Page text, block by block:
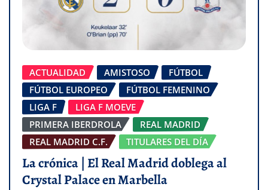
ACTUALIDAD AMISTOSO
FÚTBOL
FÚTBOL EUROPEO
FÚTBOL FEMENINO
LIGA F
LIGA F MOEVE
PRIMERA IBERDROLA
REAL MADRID
REAL MADRID C.F.
TITULARES DEL DÍA
La crónica | El Real Madrid doblega al
Crystal Palace en Marbella